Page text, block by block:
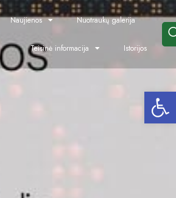
Open toolbar
Naujienos Nuotraukų galerija
Teisinė informacija Istorijos